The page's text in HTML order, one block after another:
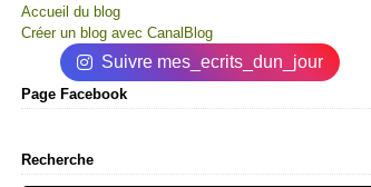
Accueil du blog
Créer un blog avec CanalBlog
Suivre mes_ecrits_dun_jour
Page Facebook
Recherche